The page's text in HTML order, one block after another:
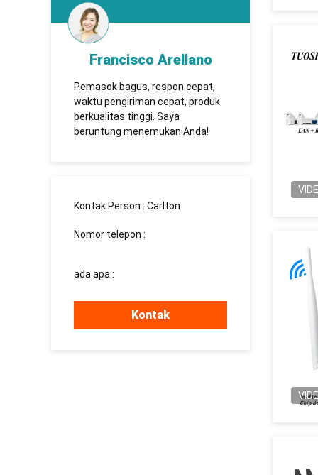
Francisco Arellano
Pemasok bagus, respon cepat,
waktu pengiriman cepat, produk
berkualitas tinggi. Saya
beruntung menemukan Anda!
Kontak Person : Carlton
Nomor telepon :
ada apa :
Kontak